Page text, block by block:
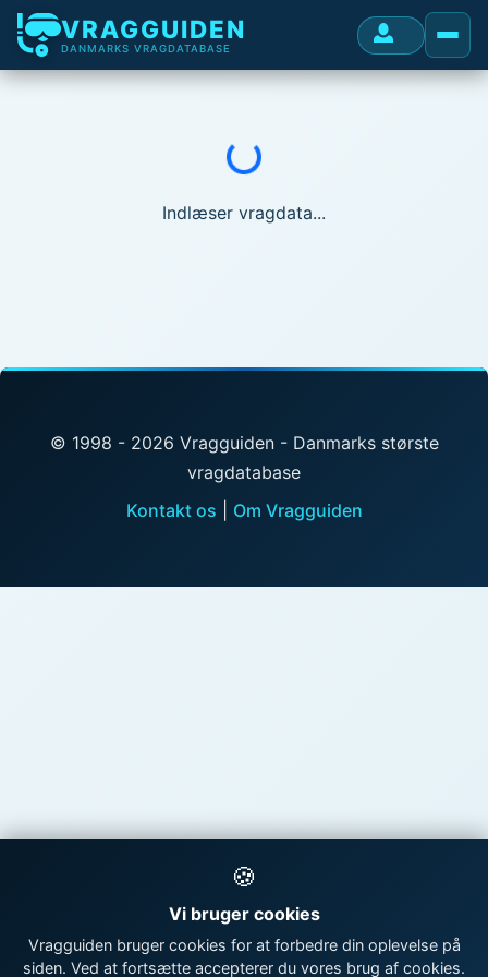
VRAGGUIDEN
DANMARKS VRAGDATABASE
Indlæser...
Indlæser vragdata...
© 1998 - 2026 Vragguiden - Danmarks største
vragdatabase
Kontakt os
Om Vragguiden
🍪
Vi bruger cookies
Vragguiden bruger cookies for at forbedre din oplevelse på
siden. Ved at fortsætte accepterer du vores brug af cookies.